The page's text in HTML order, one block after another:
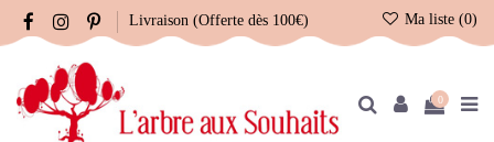
Livraison (Offerte dès 100€) Ma liste (0)
0